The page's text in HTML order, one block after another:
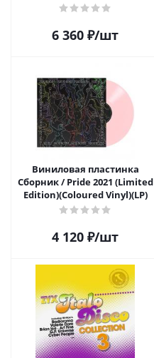
6 360 ₽/шт
Виниловая пластинка
Сборник / Pride 2021 (Limited
Edition)(Coloured Vinyl)(LP)
4 120 ₽/шт